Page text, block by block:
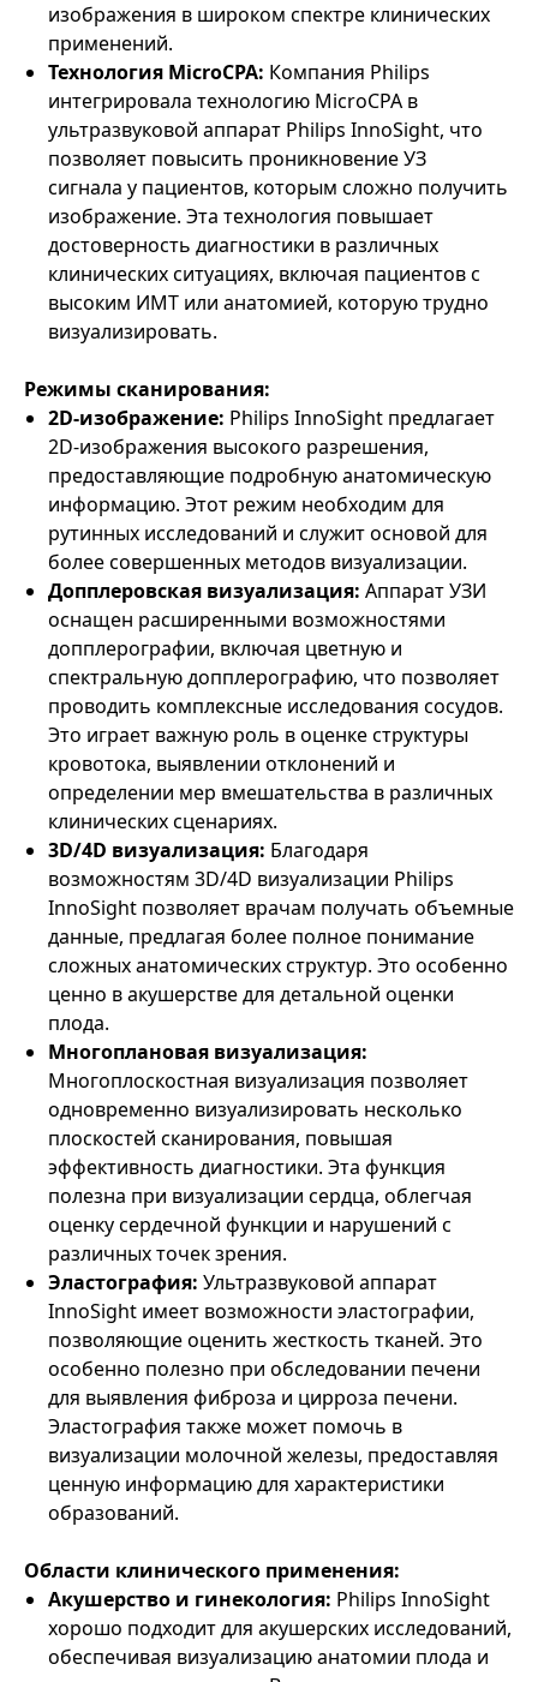
изображения в широком спектре клинических
применений.
Технология MicroCPA: Компания Philips
интегрировала технологию MicroCPA в
ультразвуковой аппарат Philips InnoSight, что
позволяет повысить проникновение УЗ
сигнала у пациентов, которым сложно получить
изображение. Эта технология повышает
достоверность диагностики в различных
клинических ситуациях, включая пациентов с
высоким ИМТ или анатомией, которую трудно
визуализировать.
Режимы сканирования:
2D-изображение: Philips InnoSight предлагает
2D-изображения высокого разрешения,
предоставляющие подробную анатомическую
информацию. Этот режим необходим для
рутинных исследований и служит основой для
более совершенных методов визуализации.
Допплеровская визуализация: Аппарат УЗИ
оснащен расширенными возможностями
допплерографии, включая цветную и
спектральную допплерографию, что позволяет
проводить комплексные исследования сосудов.
Это играет важную роль в оценке структуры
кровотока, выявлении отклонений и
определении мер вмешательства в различных
клинических сценариях.
3D/4D визуализация: Благодаря
возможностям 3D/4D визуализации Philips
InnoSight позволяет врачам получать объемные
данные, предлагая более полное понимание
сложных анатомических структур. Это особенно
ценно в акушерстве для детальной оценки
плода.
Многоплановая визуализация:
Многоплоскостная визуализация позволяет
одновременно визуализировать несколько
плоскостей сканирования, повышая
эффективность диагностики. Эта функция
полезна при визуализации сердца, облегчая
оценку сердечной функции и нарушений с
различных точек зрения.
Эластография: Ультразвуковой аппарат
InnoSight имеет возможности эластографии,
позволяющие оценить жесткость тканей. Это
особенно полезно при обследовании печени
для выявления фиброза и цирроза печени.
Эластография также может помочь в
визуализации молочной железы, предоставляя
ценную информацию для характеристики
образований.
Области клинического применения:
Акушерство и гинекология: Philips InnoSight
хорошо подходит для акушерских исследований,
обеспечивая визуализацию анатомии плода и